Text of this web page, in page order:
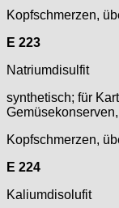
Kopfschmerzen,
E 223
Natriumdisulfit
synthetisch; für
Kopfschmerzen,
E 224
Kaliumdisolufit